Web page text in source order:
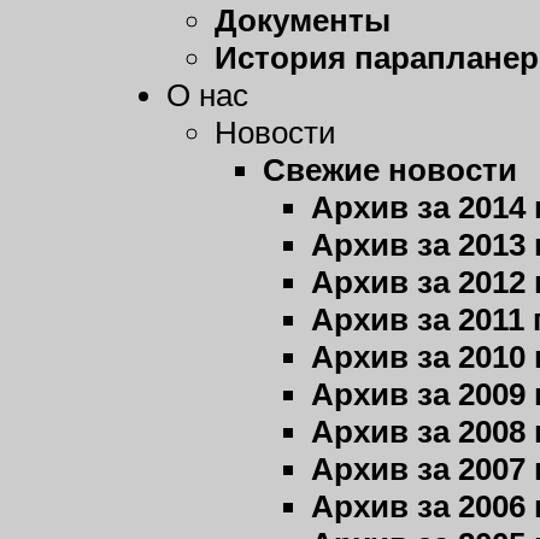
Документы
История
О нас
Новости
Свежие новости
Архив за 2014
Архив за 2013
Архив за 2012
Архив за 2011
Архив за 2010
Архив за 2009
Архив за 2008
Архив за 2007
Архив за 2006